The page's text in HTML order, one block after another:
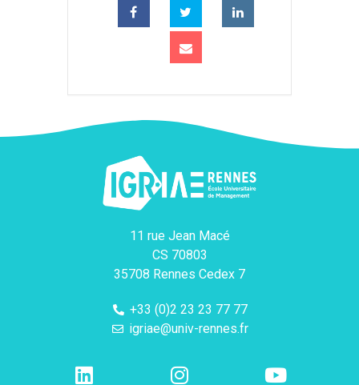
11 rue Jean Macé
CS 70803
35708 Rennes Cedex 7
+33 (0)2 23 23 77 77
igriae@univ-rennes.fr